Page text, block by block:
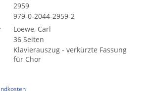
2959
979-0-2044-2959-2
Loewe, Carl
36 Seiten
Klavierauszug - verkürzte Fassung
für Chor